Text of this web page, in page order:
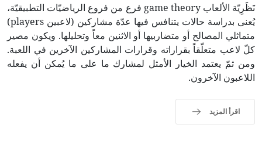
نَظَرِيّة الألعاب game theory فرع من فروع الرياضيّات التطبيقيّة،
يُعنى بدراسة حالات يتنافس فيها عدّة مشاركين (لاعبين players)
متماثلي المصالح أو متضاربيها أو الاثنين معاً وتحليلها. ويكون مصير
كلّ لاعب متعلّقاً بقراراته وقرارات المشاركين الآخرين في اللعبة.
ومن ثمّ يعتمد الخيار الأمثل لمشارك ما على ما يُمكن أن يفعله
اللاعبون الآخرون.
اقرأ المزيد